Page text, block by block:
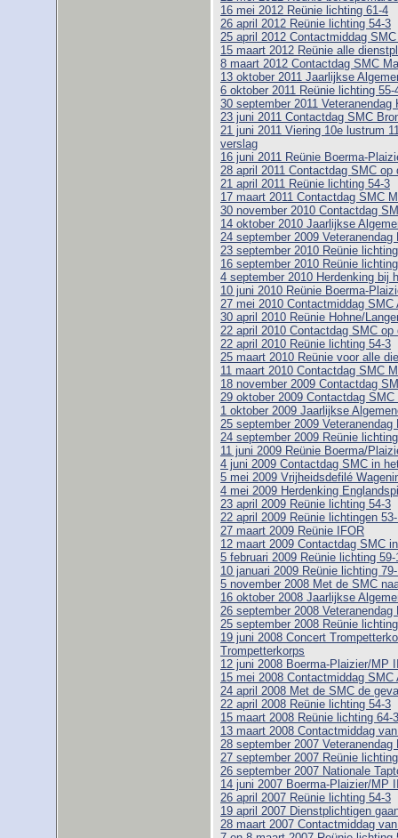
16 mei 2012 Reünie lichting 61-4
26 april 2012 Reünie lichting 54-3
25 april 2012 Contactmiddag
15 maart 2012 Reünie alle
8 maart 2012 Contactdag SMC
13 oktober 2011 Jaarlijkse
6 oktober 2011 Reünie lichting 55-
30 september 2011
23 juni 2011 Contactdag SMC
21 juni 2011 Viering 10e lustrum
verslag
16 juni 2011 Reünie Boerma-
28 april 2011 Contactdag SMC
21 april 2011 Reünie lichting 54-3
17 maart 2011 Contactdag SMC
30 november 2010 Contactdag
14 oktober 2010 Jaarlijkse
24 september 2009
23 september 2010 Reünie
16 september 2010 Reünie
4 september 2010 Herdenking bij
10 juni 2010 Reünie Boerma-
27 mei 2010 Contactmiddag
30 april 2010 Reünie Hohne/
22 april 2010 Contactdag SMC
22 april 2010 Reünie lichting 54-3
25 maart 2010 Reünie voor alle
11 maart 2010 Contactdag SMC
18 november 2009 Contactdag
29 oktober 2009 Contactdag
1 oktober 2009 Jaarlijkse
25 september 2009
24 september 2009 Reünie
11 juni 2009 Reünie Boerma/
4 juni 2009 Contactdag SMC in
5 mei 2009 Vrijheidsdefilé
4 mei 2009 Herdenking
23 april 2009 Reünie lichting 54-3
22 april 2009 Reünie lichtingen
27 maart 2009 Reünie IFOR
12 maart 2009 Contactdag SMC
5 februari 2009 Reünie lichting
10 januari 2009 Reünie lichting
5 november 2008 Met de SMC
16 oktober 2008 Jaarlijkse
26 september 2008
25 september 2008 Reünie
19 juni 2008 Concert
Trompetterkorps
12 juni 2008 Boerma-Plaizier/MP
15 mei 2008 Contactmiddag
24 april 2008 Met de SMC de
22 april 2008 Reünie lichting 54-3
15 maart 2008 Reünie lichting 64-3
13 maart 2008 Contactmiddag
28 september 2007
27 september 2007 Reünie
26 september 2007 Nationale
14 juni 2007 Boerma-Plaizier/MP
26 april 2007 Reünie lichting 54-3
19 april 2007 Dienstplichtigen
28 maart 2007 Contactmiddag